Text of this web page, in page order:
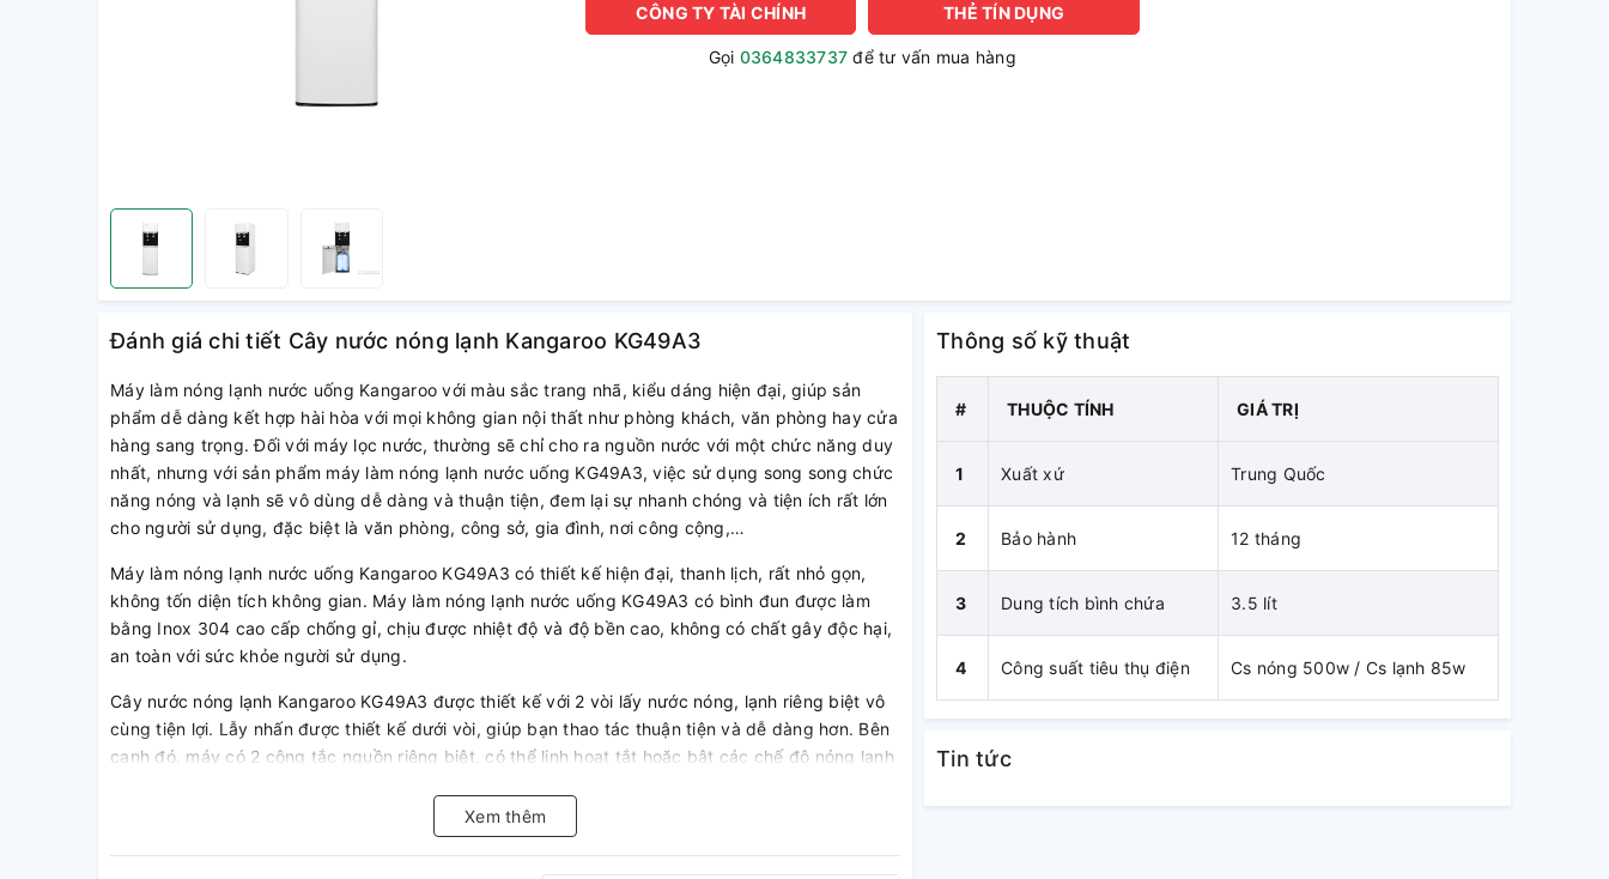
CÔNG TY TÀI CHÍNH
THẺ TÍN DỤNG
Gọi 0364833737 để tư vấn mua hàng
Đánh giá chi tiết Cây nước nóng lạnh Kangaroo KG49A3
Máy làm nóng lạnh nước uống Kangaroo với màu sắc trang nhã, kiểu dáng hiện đại, giúp sản
phẩm dễ dàng kết hợp hài hòa với mọi không gian nội thất như phòng khách, văn phòng hay cửa
hàng sang trọng. Đối với máy lọc nước, thường sẽ chỉ cho ra nguồn nước với một chức năng duy
nhất, nhưng với sản phẩm máy làm nóng lạnh nước uống KG49A3, việc sử dụng song song chức
năng nóng và lạnh sẽ vô dùng dễ dàng và thuận tiện, đem lại sự nhanh chóng và tiện ích rất lớn
cho người sử dụng, đặc biệt là văn phòng, công sở, gia đình, nơi công cộng,…
Máy làm nóng lạnh nước uống Kangaroo KG49A3 có thiết kế hiện đại, thanh lịch, rất nhỏ gọn,
không tốn diện tích không gian. Máy làm nóng lạnh nước uống KG49A3 có bình đun được làm
bằng Inox 304 cao cấp chống gỉ, chịu được nhiệt độ và độ bền cao, không có chất gây độc hại,
an toàn với sức khỏe người sử dụng.
Cây nước nóng lạnh Kangaroo KG49A3 được thiết kế với 2 vòi lấy nước nóng, lạnh riêng biệt vô
cùng tiện lợi. Lẫy nhấn được thiết kế dưới vòi, giúp bạn thao tác thuận tiện và dễ dàng hơn. Bên
cạnh đó, máy có 2 công tắc nguồn riêng biệt, có thể linh hoạt tắt hoặc bật các chế độ nóng lạnh
Trong quá trình sử dụng, nếu xảy ra sự cố quá nhiệt hoặc hết nước thì chế độ bảo vệ Block sẽ tự
động ngắt điện nhằm hạn chế sự cố cháy nổ gây nguy hiểm và duy trì tuổi thọ cho sản phẩm.
Xem thêm
Thông số kỹ thuật
# THUỘC TÍNH GIÁ TRỊ
1 Xuất xứ Trung Quốc
2 Bảo hành 12 tháng
3 Dung tích bình chứa 3.5 lít
4 Công suất tiêu thụ điện Cs nóng 500w / Cs lạnh 85w
Tin tức